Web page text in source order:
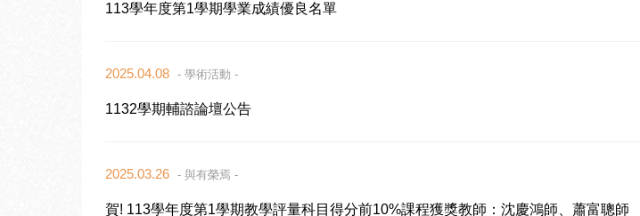
113學年度第1學期學業成績優良名單
2025.04.08 - 學術活動 -
1132學期輔諮論壇公告
2025.03.26 - 與有榮焉 -
賀! 113學年度第1學期教學評量科目得分前10%課程獲獎教師：沈慶鴻師、蕭富聰師